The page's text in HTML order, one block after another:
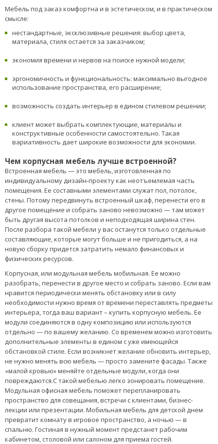
Мебель под заказ комфортна и в эстетическом, и в практическом
смысле:
нестандартные, эксклюзивные решения: выбор цвета,
материала, стиля остается за заказчиком;
экономия времени и нервов на поиске нужной модели;
эргономичность и функциональность: максимально выгодное
использование пространства, его расширение;
возможность создать интерьер в едином стилевом решении;
клиент может выбрать комплектующие, материалы и
конструктивные особенности самостоятельно. Такая
вариативность дает широкие возможности для экономии.
Чем корпусная мебель лучше встроенной?
Встроенная мебель — это мебель, изготовленная по
индивидуальному дизайн-проекту как неотъемлемая часть
помещения. Ее составными элементами служат пол, потолок,
стены. Потому передвинуть встроенный шкаф, перенести его в
другое помещение и собрать заново невозможно — там может
быть другая высота потолков и неподходящая ширина стен.
После разбора такой мебели у вас останутся только отдельные
составляющие, которые могут больше и не пригодиться, а на
новую сборку придется затратить немало финансовых и
физических ресурсов.
Корпусная, или модульная мебель мобильная. Ее можно
разобрать, перенести в другое место и собрать заново. Если вам
нравится периодически менять обстановку или в силу
необходимости нужно время от времени переставлять предметы
интерьера, тогда ваш вариант – купить корпусную мебель. Ее
модули соединяются в одну композицию или используются
отдельно — по вашему желанию. Со временем можно изготовить
дополнительные элементы в едином с уже имеющейся
обстановкой стиле. Если возникнет желание обновить интерьер,
не нужно менять всю мебель — просто замените фасады. Также
«малой кровью» меняйте отдельные модули, когда они
повреждаются.С такой мебелью легко зонировать помещение.
Модульная офисная мебель поможет перепланировать
пространство для совещания, встречи с клиентами, бизнес-
лекции или презентации. Мобильная мебель для детской днем
превратит комнату в игровое пространство, а ночью — в
спальню. Гостиная в нужный момент предстанет рабочим
кабинетом, столовой или салоном для приема гостей.